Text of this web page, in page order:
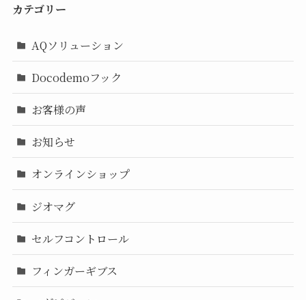
カテゴリー
AQソリューション
Docodemoフック
お客様の声
お知らせ
オンラインショップ
ジオマグ
セルフコントロール
フィンガーギブス